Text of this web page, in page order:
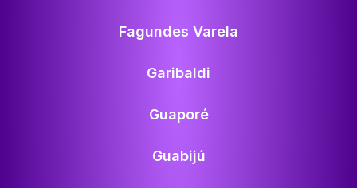
Fagundes Varela
Garibaldi
Guaporé
Guabijú